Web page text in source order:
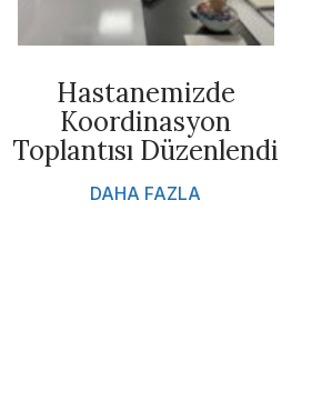
Hastanemizde
Koordinasyon
Toplantısı Düzenlendi
DAHA FAZLA